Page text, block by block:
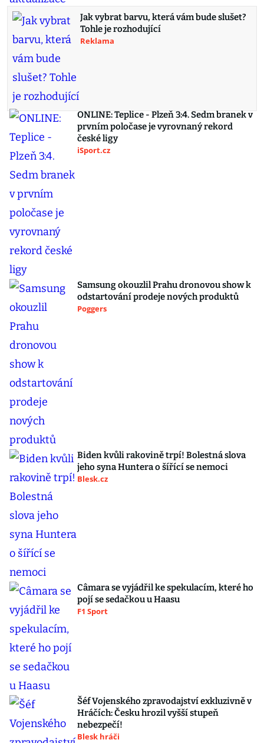
Jak vybrat barvu, která vám bude slušet?
Tohle je rozhodující
Reklama
ONLINE: Teplice - Plzeň 3:4. Sedm branek v
prvním poločase je vyrovnaný rekord
české ligy
iSport.cz
Samsung okouzlil Prahu dronovou show k
odstartování prodeje nových produktů
Poggers
Biden kvůli rakovině trpí! Bolestná slova
jeho syna Huntera o šířící se nemoci
Blesk.cz
Câmara se vyjádřil ke spekulacím, které ho
pojí se sedačkou u Haasu
F1 Sport
Šéf Vojenského zpravodajství exkluzivně v
Hráčích: Česku hrozil vyšší stupeň
nebezpečí!
Blesk hráči